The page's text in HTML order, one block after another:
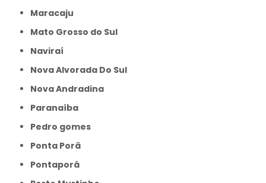
Maracaju
Mato Grosso do Sul
Naviraí
Nova Alvorada Do Sul
Nova Andradina
Paranaíba
Pedro gomes
Ponta Porã
Pontaporâ